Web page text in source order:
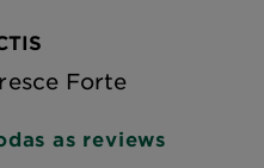
Forte
on reviews
as reviews